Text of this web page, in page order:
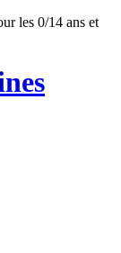
les 0/14 ans et